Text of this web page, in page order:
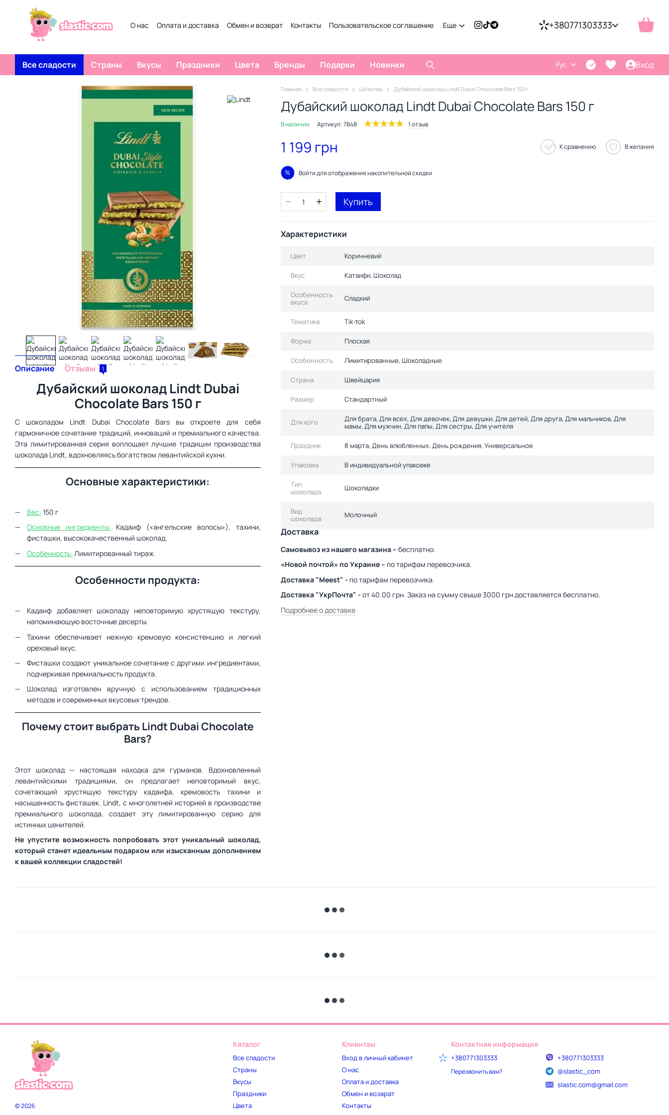
Перейти к основному контенту
О нас
Оплата и доставка Обмен и возврат Контакты Пользовательское соглашение Еще +380771303333
Все сладости Страны Вкусы Праздники Цвета Бренды Подарки Новинки Рус Вход
Описание Отзывы 1
Дубайский шоколад Lindt Dubai
Chocolate Bars 150 г
С шоколадом Lindt Dubai Chocolate Bars вы откроете для себя
гармоничное сочетание традиций, инноваций и премиального качества.
Эта лимитированная серия воплощает лучшие традиции производства
шоколада Lindt, вдохновляясь богатством левантийской кухни.
Основные характеристики:
Вес: 150 г
Основные ингредиенты: Кадаиф («ангельские волосы»), тахини,
фисташки, высококачественный шоколад.
Особенность: Лимитированный тираж.
Особенности продукта:
Кадаиф добавляет шоколаду неповторимую хрустящую текстуру,
напоминающую восточные десерты.
Тахини обеспечивает нежную кремовую консистенцию и легкий
ореховый вкус.
Фисташки создают уникальное сочетание с другими ингредиентами,
подчеркивая премиальность продукта.
Шоколад изготовлен вручную с использованием традиционных
методов и современных вкусовых трендов.
Почему стоит выбрать Lindt Dubai Chocolate
Bars?
Этот шоколад — настоящая находка для гурманов. Вдохновленный
левантийскими традициями, он предлагает неповторимый вкус,
сочетающий хрустящую текстуру кадаифа, кремовость тахини и
насыщенность фисташек. Lindt, с многолетней историей в производстве
премиального шоколада, создает эту лимитированную серию для
истинных ценителей.
Не упустите возможность попробовать этот уникальный шоколад,
который станет идеальным подарком или изысканным дополнением
к вашей коллекции сладостей!
Главная Все сладости Шоколад Дубайский шоколад Lindt Dubai Chocolate Bars 150 г
Дубайский шоколад Lindt Dubai Chocolate Bars 150 г
В наличии Артикул: 7848 1 отзыв
1 199 грн К сравнению В желания
% Войтидля отображения накопительной скидки
Купить
Характеристики
Цвет Коричневий
Вкус Катаифи, Шоколад
Особенность
вкуса
Сладкий
Тематика Tik-tok
Форма Плоская
Особенность Лимитированные, Шоколадные
Страна Швейцария
Размер Стандартный
Для кого
Для брата, Для всех, Для девочек, Для девушки, Для детей, Для друга, Для мальчиков, Для
мамы, Для мужчин, Для папы, Для сестры, Для учителя
Праздник 8 марта, День влюбленных, День рождения, Универсальное
Упаковка В индивидуальной упаковке
Тип
шоколада
Шоколадки
Вид
шоколада
Молочный
Доставка
Самовывоз из нашего магазина – бесплатно.
«Новой почтой» по Украине – по тарифам перевозчика.
Доставка "Meest" - по тарифам перевозчика.
Доставка "УкрПочта" - от 40.00 грн. Заказ на сумму свыше 3000 грн доставляется бесплатно.
Подробнее о доставке
© 2026
Каталог
Все сладости
Страны
Вкусы
Праздники
Цвета
Клиентам
Вход в личный кабинет
О нас
Оплата и доставка
Обмен и возврат
Контакты
Контактная информация
+380771303333
Перезвонить вам?
+380771303333
@slastic_com
slastic.com@gmail.com